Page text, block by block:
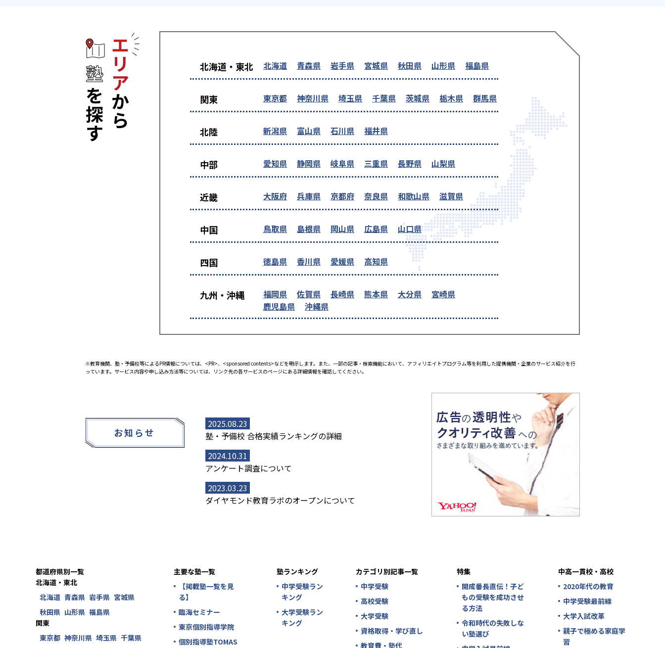
北海道・東北 北海道 青森県 岩手県 宮城県 秋田県 山形県 福島県
関東 東京都 神奈川県 埼玉県 千葉県 茨城県 栃木県 群馬県
北陸 新潟県 富山県 石川県 福井県
中部 愛知県 静岡県 岐阜県 三重県 長野県 山梨県
近畿 大阪府 兵庫県 京都府 奈良県 和歌山県 滋賀県
中国 鳥取県 島根県 岡山県 広島県 山口県
四国 徳島県 香川県 愛媛県 高知県
九州・沖縄 福岡県 佐賀県 長崎県 熊本県 大分県
宮崎県
鹿児島県
沖縄県
※教育機関、塾・予備校等によるPR情報については、<PR>、<sponsored contents>などを明示します。また、一部の記事・検索機能において、アフィリエイトプログラム等を利用した提携機関・企業のサービス紹介を行
っています。サービス内容や申し込み方法等については、リンク先の各サービスのページにある詳細情報を確認してください。
お知らせ
2025.08.23
塾・予備校 合格実績ランキングの詳細
2024.10.31
アンケート調査について
2023.03.23
ダイヤモンド教育ラボのオープンについて
都道府県別一覧
北海道・東北
北海道 青森県 岩手県 宮城県
秋田県 山形県 福島県
関東
東京都 神奈川県 埼玉県 千葉県
主要な塾一覧
【掲載塾一覧を見
る】
臨海セミナー
東京個別指導学院
個別指導塾TOMAS
塾ランキング
中学受験ラン
キング
大学受験ラン
キング
カテゴリ別記事一覧
中学受験
高校受験
大学受験
資格取得・学び直し
教育費・塾代
特集
開成番長直伝！子ど
もの受験を成功させ
る方法
令和時代の失敗しな
い塾選び
中高一貫校・高校
2020年代の教育
中学受験最前線
大学入試改革
親子で極める家庭学
習